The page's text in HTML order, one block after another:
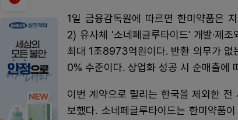
1일 금융감독원에 따르면 한미약품은
2) 유사체 '소네페글루타이드' 개발·제
최대 1조8973억원이다. 반환 의무가 없
0% 수준이다. 상업화 성공 시 순매출에
이번 계약으로 릴리는 한국을 제외한 전
보했다. 소네페글루타이드는 한미약품